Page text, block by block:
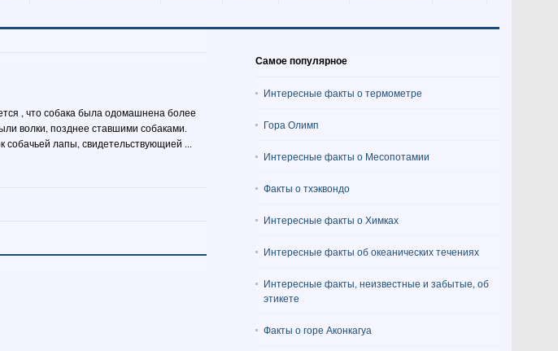
, что собака была одомашнена более
волки, позднее ставшими собаками.
собачьей лапы, свидетельствующией ...
Самое популярное
Интересные факты о термометре
Гора Олимп
Интересные факты о Месопотамии
Факты о тхэквондо
Интересные факты о Химках
Интересные факты об океанических течениях
Интересные факты, неизвестные и забытые, об
этикете
Факты о горе Аконкагуа